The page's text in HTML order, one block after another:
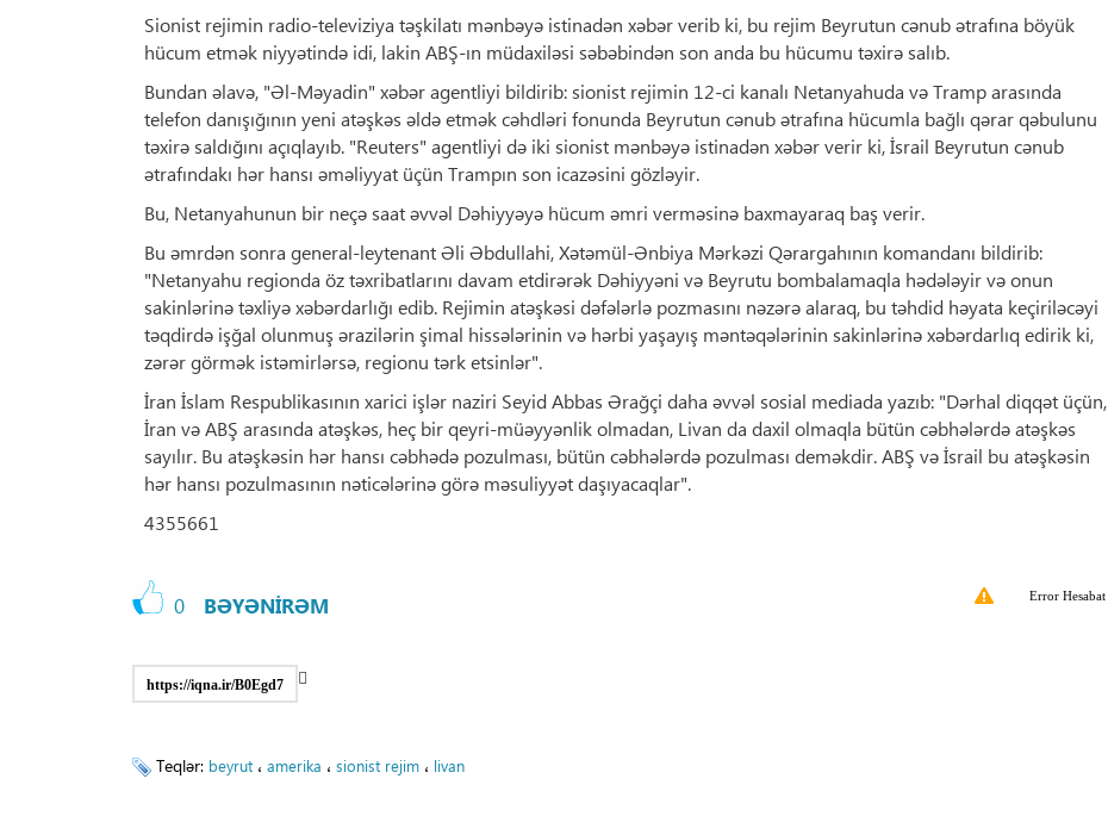
Sionist rejimin radio-televiziya təşkilatı mənbəyə istinadən xəbər verib ki, bu rejim Beyrutun cənub ətrafına böyük
hücum etmək niyyətində idi, lakin ABŞ-ın müdaxiləsi səbəbindən son anda bu hücumu təxirə salıb.
Bundan əlavə, "Əl-Məyadin" xəbər agentliyi bildirib: sionist rejimin 12-ci kanalı Netanyahuda və Tramp arasında
telefon danışığının yeni atəşkəs əldə etmək cəhdləri fonunda Beyrutun cənub ətrafına hücumla bağlı qərar qəbulunu
təxirə saldığını açıqlayıb. "Reuters" agentliyi də iki sionist mənbəyə istinadən xəbər verir ki, İsrail Beyrutun cənub
ətrafındakı hər hansı əməliyyat üçün Trampın son icazəsini gözləyir.
Bu, Netanyahunun bir neçə saat əvvəl Dəhiyyəyə hücum əmri verməsinə baxmayaraq baş verir.
Bu əmrdən sonra general-leytenant Əli Əbdullahi, Xətəmül-Ənbiya Mərkəzi Qərargahının komandanı bildirib:
"Netanyahu regionda öz təxribatlarını davam etdirərək Dəhiyyəni və Beyrutu bombalamaqla hədələyir və onun
sakinlərinə təxliyə xəbərdarlığı edib. Rejimin atəşkəsi dəfələrlə pozmasını nəzərə alaraq, bu təhdid həyata keçiriləcəyi
təqdirdə işğal olunmuş ərazilərin şimal hissələrinin və hərbi yaşayış məntəqələrinin sakinlərinə xəbərdarlıq edirik ki,
zərər görmək istəmirlərsə, regionu tərk etsinlər".
İran İslam Respublikasının xarici işlər naziri Seyid Abbas Ərağçi daha əvvəl sosial mediada yazıb: "Dərhal diqqət üçün,
İran və ABŞ arasında atəşkəs, heç bir qeyri-müəyyənlik olmadan, Livan da daxil olmaqla bütün cəbhələrdə atəşkəs
sayılır. Bu atəşkəsin hər hansı cəbhədə pozulması, bütün cəbhələrdə pozulması deməkdir. ABŞ və İsrail bu atəşkəsin
hər hansı pozulmasının nəticələrinə görə məsuliyyət daşıyacaqlar".
4355661
0 BƏYƏNİRƏM Error Hesabat
https://iqna.ir/B0Egd7
Teqlər: beyrut ، amerika ، sionist rejim ، livan